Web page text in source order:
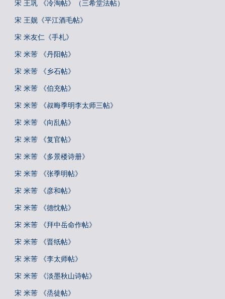
宋 王巩 《冷淘帖》（三希堂法帖）
宋 王觌《平江酒毛帖》
宋 米友仁《手札》
宋 米芾 《丹阳帖》
宋 米芾 《乡石帖》
宋 米芾 《伯充帖》
宋 米芾 《叔晦季明李太师三帖》
宋 米芾 《向乱帖》
宋 米芾 《复官帖》
宋 米芾 《多景楼诗册》
宋 米芾 《张季明帖》
宋 米芾 《彦和帖》
宋 米芾 《德忱帖》
宋 米芾 《拜中岳命作帖》
宋 米芾 《晋纸帖》
宋 米芾 《李太师帖》
宋 米芾 《淡墨秋山诗帖》
宋 米芾 《烝徒帖》